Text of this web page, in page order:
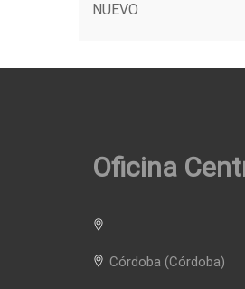
NUEVO
Oficina
Córdoba (Córdoba)